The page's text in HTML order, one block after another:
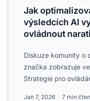
Jak
výsledcích AI
ovládnout
Diskuze komunity o
značka zobrazuje
Strategie pro
Jan 7, 2026 7 min